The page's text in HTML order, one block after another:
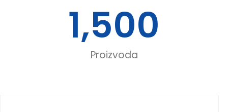
Proizvoda
1,500